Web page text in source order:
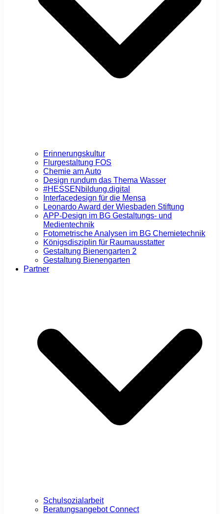
Erinnerungskultur
Flurgestaltung FOS
Chemie am Auto
Design rundum das Thema Wasser
#HESSENbildung.digital
Interfacedesign für die Mensa
Leonardo Award der Wiesbaden Stiftung
APP-Design im BG Gestaltungs- und
Medientechnik
Fotometrische Analysen im BG Chemietechnik
Königsdisziplin für Raumausstatter
Gestaltung Bienengarten 2
Gestaltung Bienengarten
Partner
Schulsozialarbeit
Beratungsangebot Connect